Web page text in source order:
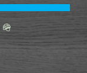
🪖